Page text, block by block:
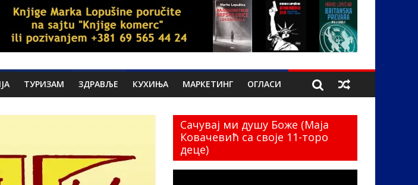
ТУРИЗАМ ЗДРАВЉЕ КУХИЊА МАРКЕТИНГ ОГЛАСИ
Сачувај ми душу Боже (Маја
Ковачевић са своје 11-торо
деце)